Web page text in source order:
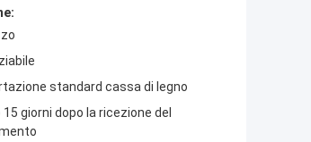
standard cassa di legno
15 giorni dopo la ricezione del